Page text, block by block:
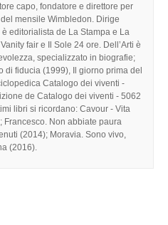
capo, fondatore e direttore per
mensile Wimbledon. Dirige
editorialista de La Stampa e La
fair e Il Sole 24 ore. Dell’Arti è
specializzato in biografie;
di fiducia (1999), Il giorno prima del
Catalogo dei viventi -
de Catalogo dei viventi - 5062
libri si ricordano: Cavour - Vita
Francesco. Non abbiate paura
(2014); Moravia. Sono vivo,
(2016).